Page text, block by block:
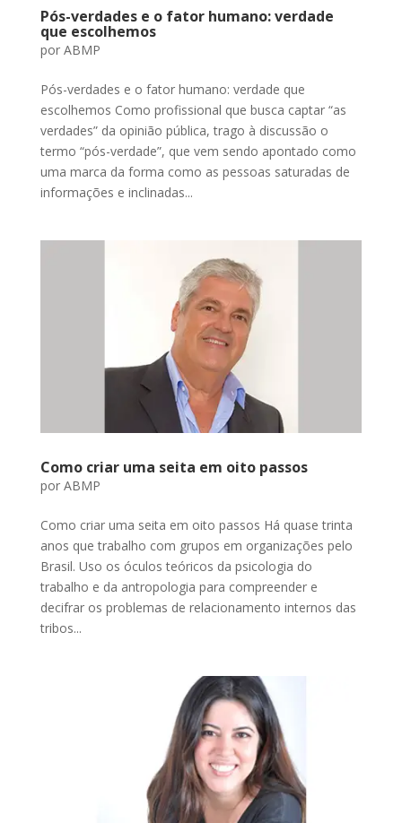
Pós-verdades e o fator humano: verdade
que escolhemos
por ABMP
Pós-verdades e o fator humano: verdade que
escolhemos Como profissional que busca captar “as
verdades” da opinião pública, trago à discussão o
termo “pós-verdade”, que vem sendo apontado como
uma marca da forma como as pessoas saturadas de
informações e inclinadas...
Como criar uma seita em oito passos
por ABMP
Como criar uma seita em oito passos Há quase trinta
anos que trabalho com grupos em organizações pelo
Brasil. Uso os óculos teóricos da psicologia do
trabalho e da antropologia para compreender e
decifrar os problemas de relacionamento internos das
tribos...